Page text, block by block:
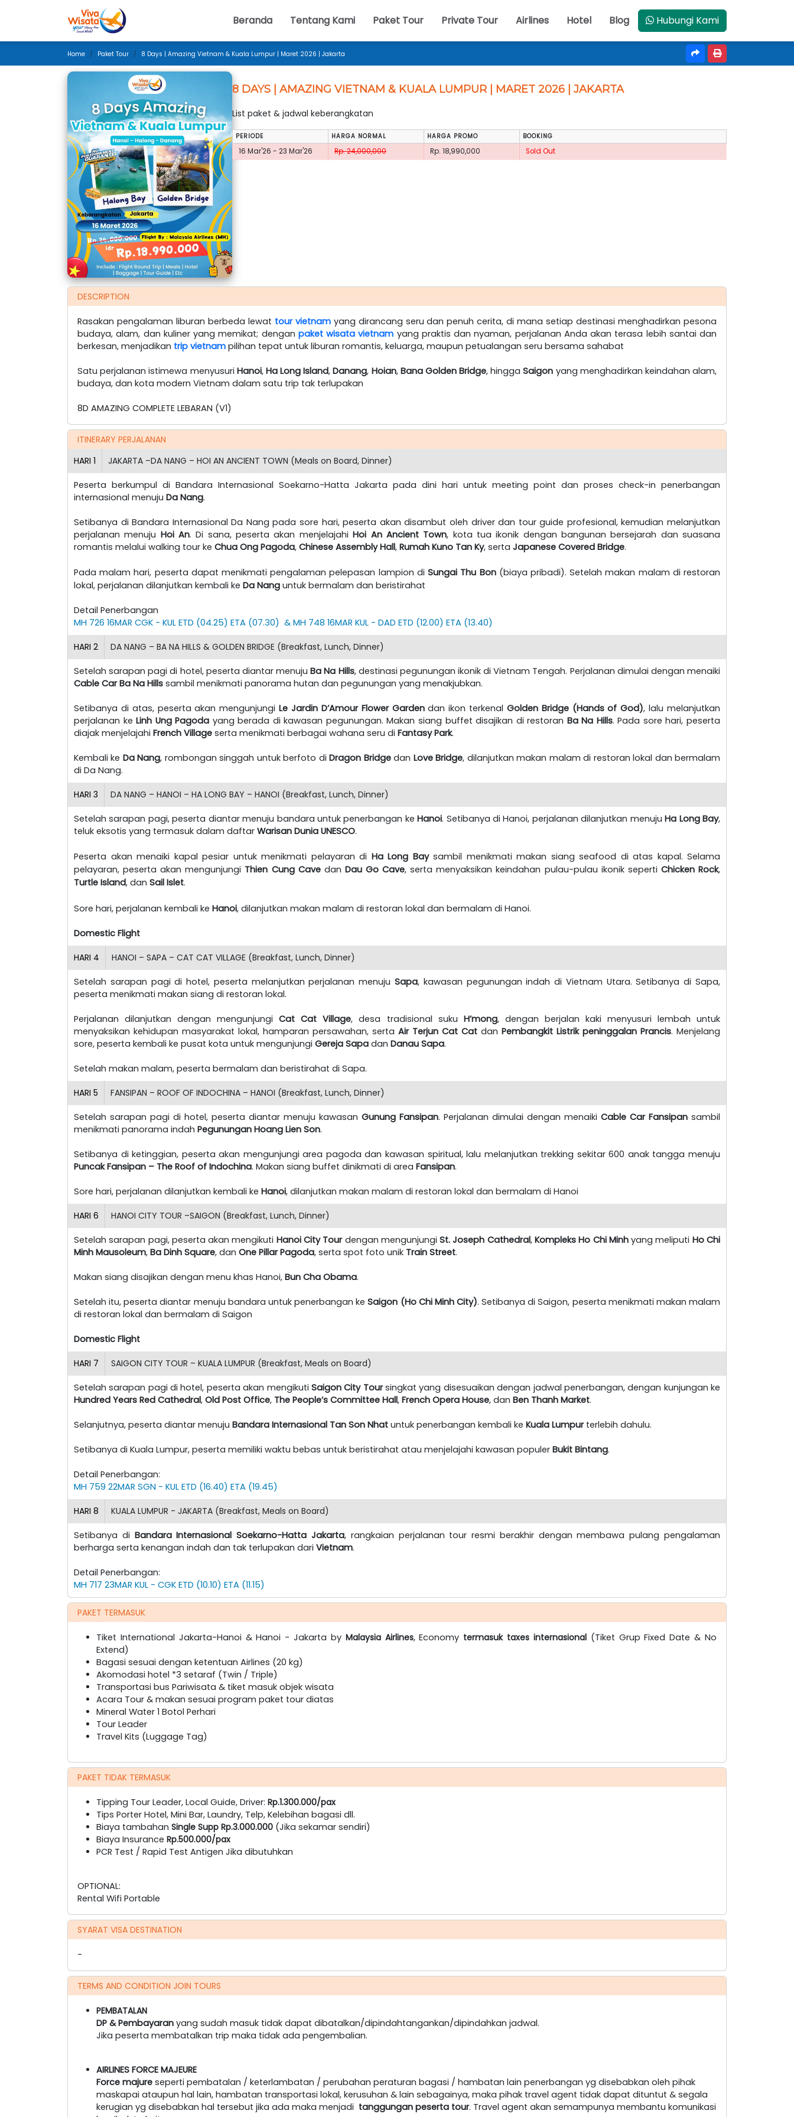
Beranda Tentang Kami Paket Tour Private Tour Airlines Hotel Blog Hubungi Kami
Home Paket Tour 8 Days | Amazing Vietnam & Kuala Lumpur | Maret 2026 | Jakarta
8 DAYS | AMAZING VIETNAM & KUALA LUMPUR | MARET 2026 | JAKARTA
List paket & jadwal keberangkatan
PERIODE HARGA NORMAL HARGA PROMO BOOKING
16 Mar'26 - 23 Mar'26 Rp. 24,000,000 Rp. 18,990,000 Sold Out
DESCRIPTION
Rasakan pengalaman liburan berbeda lewat tour vietnamyang dirancang seru dan penuh cerita, di mana setiap destinasi menghadirkan pesona
budaya, alam, dan kuliner yang memikat; dengan paket wisata vietnam yang praktis dan nyaman, perjalanan Anda akan terasa lebih santai dan
berkesan, menjadikan trip vietnam pilihan tepat untuk liburan romantis, keluarga, maupun petualangan seru bersama sahabat
Satu perjalanan istimewa menyusuri Hanoi, Ha Long Island,Danang, Hoian, Bana Golden Bridge, hinggaSaigon yang menghadirkan keindahan alam,
budaya, dan kota modern Vietnam dalam satu trip tak terlupakan
8D AMAZING COMPLETE LEBARAN (V1)
ITINERARY PERJALANAN
HARI 1 JAKARTA –DA NANG – HOI AN ANCIENT TOWN (Meals on Board, Dinner)
Peserta berkumpul di Bandara Internasional Soekarno-Hatta Jakarta pada dini hari untuk meeting point dan proses check-in penerbangan
internasional menuju Da Nang.
Setibanya di Bandara Internasional Da Nang pada sore hari, peserta akan disambut oleh driver dan tour guide profesional, kemudian melanjutkan
perjalanan menuju Hoi An. Di sana, peserta akan menjelajahiHoi An Ancient Town, kota tua ikonik dengan bangunan bersejarah dan suasana
romantis melalui walking tour ke Chua Ong Pagoda, Chinese Assembly Hall, Rumah Kuno Tan Ky, serta Japanese Covered Bridge.
Pada malam hari, peserta dapat menikmati pengalaman pelepasan lampion diSungai Thu Bon(biaya pribadi).Setelah makan malam di restoran
lokal, perjalanan dilanjutkan kembali ke Da Nang untuk bermalam dan beristirahat
Detail Penerbangan
MH 726 16MAR CGK - KUL ETD (04.25) ETA (07.30) & MH 748 16MAR KUL - DAD ETD (12.00) ETA (13.40)
HARI 2 DA NANG – BA NA HILLS & GOLDEN BRIDGE (Breakfast, Lunch, Dinner)
Setelah sarapan pagi di hotel, peserta diantar menujuBa Na Hills, destinasi pegunungan ikonik di Vietnam Tengah. Perjalanan dimulai dengan menaiki
Cable Car Ba Na Hills sambil menikmati panorama hutan dan pegunungan yang menakjubkan.
Setibanya di atas, peserta akan mengunjungiLe Jardin D’Amour Flower Gardendan ikon terkenal Golden Bridge (Hands of God), lalu melanjutkan
perjalanan keLinh Ung Pagoda yang berada di kawasan pegunungan. Makan siang buffet disajikan di restoran Ba Na Hills. Pada sore hari, peserta
diajak menjelajahi French Village serta menikmati berbagai wahana seru di Fantasy Park.
Kembali ke Da Nang, rombongan singgah untuk berfoto diDragon Bridgedan Love Bridge, dilanjutkan makan malam di restoran lokal dan bermalam
di Da Nang.
HARI 3 DA NANG – HANOI – HA LONG BAY – HANOI (Breakfast, Lunch, Dinner)
Setelah sarapan pagi, peserta diantar menuju bandara untuk penerbangan keHanoi. Setibanya di Hanoi, perjalanan dilanjutkan menujuHa Long Bay,
teluk eksotis yang termasuk dalam daftar Warisan Dunia UNESCO.
Peserta akan menaiki kapal pesiar untuk menikmati pelayaran di Ha Long Baysambil menikmati makan siang seafood di atas kapal. Selama
pelayaran, peserta akan mengunjungi Thien Cung Cavedan Dau Go Cave, serta menyaksikan keindahan pulau-pulau ikonik seperti Chicken Rock,
Turtle Island, dan Sail Islet.
Sore hari, perjalanan kembali ke Hanoi, dilanjutkan makan malam di restoran lokal dan bermalam di Hanoi.
Domestic Flight
HARI 4 HANOI – SAPA – CAT CAT VILLAGE (Breakfast, Lunch, Dinner)
Setelah sarapan pagi di hotel, peserta melanjutkan perjalanan menuju Sapa, kawasan pegunungan indah di Vietnam Utara. Setibanya di Sapa,
peserta menikmati makan siang di restoran lokal.
Perjalanan dilanjutkan dengan mengunjungiCat Cat Village, desa tradisional suku H’mong, dengan berjalan kaki menyusuri lembah untuk
menyaksikan kehidupan masyarakat lokal, hamparan persawahan, serta Air Terjun Cat Cat dan Pembangkit Listrik peninggalan Prancis. Menjelang
sore, peserta kembali ke pusat kota untuk mengunjungi Gereja Sapa dan Danau Sapa.
Setelah makan malam, peserta bermalam dan beristirahat di Sapa.
HARI 5 FANSIPAN – ROOF OF INDOCHINA – HANOI (Breakfast, Lunch, Dinner)
Setelah sarapan pagi di hotel, peserta diantar menuju kawasan Gunung Fansipan. Perjalanan dimulai dengan menaiki Cable Car Fansipan sambil
menikmati panorama indah Pegunungan Hoang Lien Son.
Setibanya di ketinggian, peserta akan mengunjungi area pagoda dan kawasan spiritual, lalu melanjutkan trekking sekitar 600 anak tangga menuju
Puncak Fansipan – The Roof of Indochina. Makan siang buffet dinikmati di area Fansipan.
Sore hari, perjalanan dilanjutkan kembali ke Hanoi, dilanjutkan makan malam di restoran lokal dan bermalam di Hanoi
HARI 6 HANOI CITY TOUR –SAIGON (Breakfast, Lunch, Dinner)
Setelah sarapan pagi, peserta akan mengikuti Hanoi City Tourdengan mengunjungiSt. Joseph Cathedral,Kompleks Ho Chi Minhyang meliputi Ho Chi
Minh Mausoleum, Ba Dinh Square, dan One Pillar Pagoda, serta spot foto unik Train Street.
Makan siang disajikan dengan menu khas Hanoi, Bun Cha Obama.
Setelah itu, peserta diantar menuju bandara untuk penerbangan keSaigon (Ho Chi Minh City). Setibanya di Saigon, peserta menikmati makan malam
di restoran lokal dan bermalam di Saigon
Domestic Flight
HARI 7 SAIGON CITY TOUR – KUALA LUMPUR (Breakfast, Meals on Board)
Setelah sarapan pagi di hotel, peserta akan mengikuti Saigon City Toursingkat yang disesuaikan dengan jadwal penerbangan, dengan kunjungan ke
Hundred Years Red Cathedral, Old Post Office, The People’s Committee Hall, French Opera House, dan Ben Thanh Market.
Selanjutnya, peserta diantar menuju Bandara Internasional Tan Son Nhat untuk penerbangan kembali ke Kuala Lumpurterlebih dahulu.
Setibanya di Kuala Lumpur, peserta memiliki waktu bebas untuk beristirahat atau menjelajahi kawasan populer Bukit Bintang.
Detail Penerbangan:
MH 759 22MAR SGN - KUL ETD (16.40) ETA (19.45)
HARI 8 KUALA LUMPUR - JAKARTA (Breakfast, Meals on Board)
Setibanya di Bandara Internasional Soekarno-Hatta Jakarta, rangkaian perjalanan tour resmi berakhir dengan membawa pulang pengalaman
berharga serta kenangan indah dan tak terlupakan dari Vietnam.
Detail Penerbangan:
MH 717 23MAR KUL - CGK ETD (10.10) ETA (11.15)
PAKET TERMASUK
Tiket International Jakarta-Hanoi & Hanoi - Jakarta by Malaysia Airlines, Economy termasuk taxes internasional (Tiket Grup Fixed Date & No
Extend)
Bagasi sesuai dengan ketentuan Airlines (20 kg)
Akomodasi hotel *3 setaraf (Twin / Triple)
Transportasi bus Pariwisata & tiket masuk objek wisata
Acara Tour & makan sesuai program paket tour diatas
Mineral Water 1 Botol Perhari
Tour Leader
Travel Kits (Luggage Tag)
PAKET TIDAK TERMASUK
Tipping Tour Leader, Local Guide, Driver: Rp.1.300.000/pax
Tips Porter Hotel, Mini Bar, Laundry, Telp, Kelebihan bagasi dll.
Biaya tambahan Single Supp Rp.3.000.000 (Jika sekamar sendiri)
Biaya Insurance Rp.500.000/pax
PCR Test / Rapid Test Antigen Jika dibutuhkan
OPTIONAL:
Rental Wifi Portable
SYARAT VISA DESTINATION
-
TERMS AND CONDITION JOIN TOURS
PEMBATALAN
DP & Pembayaran yang sudah masuk tidak dapat dibatalkan/dipindahtangankan/dipindahkan jadwal.
Jika peserta membatalkan trip maka tidak ada pengembalian.
AIRLINES FORCE MAJEURE
Force majure seperti pembatalan / keterlambatan / perubahan peraturan bagasi / hambatan lain penerbangan yg disebabkan oleh pihak
maskapai ataupun hal lain, hambatan transportasi lokal, kerusuhan & lain sebagainya, maka pihak travel agent tidak dapat dituntut & segala
kerugian yg disebabkan hal tersebut jika ada maka menjadi tanggungan peserta tour. Travel agent akan semampunya membantu komunikasi